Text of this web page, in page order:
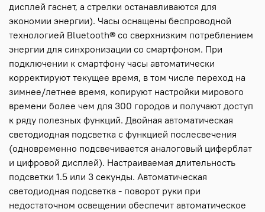
дисплей гаснет, а стрелки останавливаются для
экономии энергии). Часы оснащены беспроводной
технологией Bluetooth® со сверхнизким потреблением
энергии для синхронизации со смартфоном. При
подключении к смартфону часы автоматически
корректируют текущее время, в том числе переход на
зимнее/летнее время, копируют настройки мирового
времени более чем для 300 городов и получают доступ
к ряду полезных функций. Двойная автоматическая
светодиодная подсветка с функцией послесвечения
(одновременно подсвечивается аналоговый циферблат
и цифровой дисплей). Настраиваемая длительность
подсветки 1.5 или 3 секунды. Автоматическая
светодиодная подсветка - поворот руки при
недостаточном освещении обеспечит автоматическое